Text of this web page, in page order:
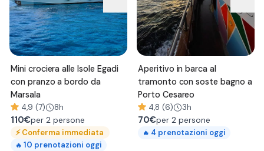
Mini crociera alle Isole Egadi
con pranzo a bordo da
Marsala
4,9 (7) 8h
110€per 2 persone
⚡Conferma immediata
🔥 10 prenotazioni oggi
Aperitivo in barca al
tramonto con soste bagno a
Porto Cesareo
4,8 (6) 3h
70€per 2 persone
🔥 4 prenotazioni oggi